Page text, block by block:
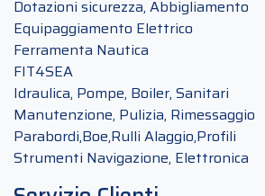
Dotazioni sicurezza, Abbigliamento
Equipaggiamento Elettrico
Ferramenta Nautica
FIT4SEA
Idraulica, Pompe, Boiler, Sanitari
Manutenzione, Pulizia, Rimessaggio
Parabordi,Boe,Rulli Alaggio,Profili
Strumenti Navigazione, Elettronica